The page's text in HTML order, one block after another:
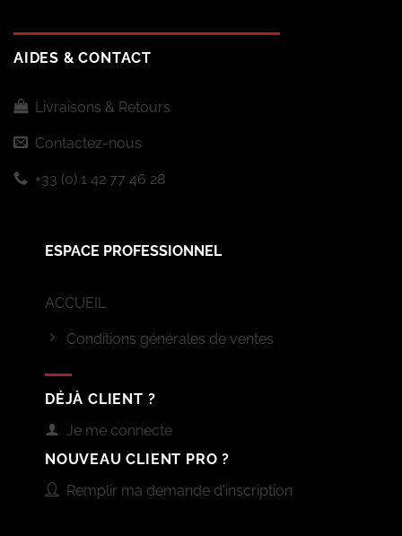
AIDES & CONTACT
Livraisons & Retours
Contactez-nous
+33 (0) 1 42 77 46 28
ESPACE PROFESSIONNEL
ACCUEIL
Conditions générales de ventes
DÉJÀ CLIENT ?
Je me connecte
NOUVEAU CLIENT PRO ?
Remplir ma demande d'inscription